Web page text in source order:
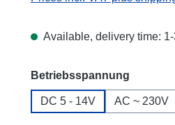
Available, delivery time:
Select
Betriebsspannung
DC 5 - 14V AC ~ 230V